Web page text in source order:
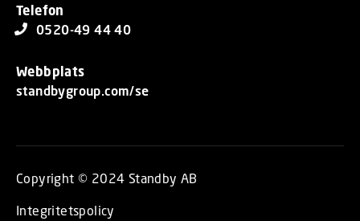
Telefon
0520-49 44 40
Webbplats
standbygroup.com/se
Copyright © 2024 Standby AB
Integritetspolicy